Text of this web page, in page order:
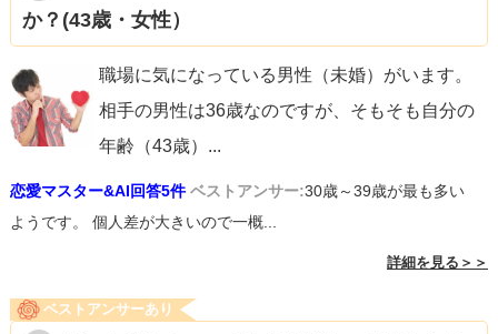
か？(43歳・女性）
職場に気になっている男性（未婚）がいます。
相手の男性は36歳なのですが、そもそも自分の
年齢（43歳） ...
恋愛マスター&AI回答5件 ベストアンサー:30歳～39歳が最も多い
ようです。 個人差が大きいので一概...
詳細を見る＞＞
ベストアンサーあり